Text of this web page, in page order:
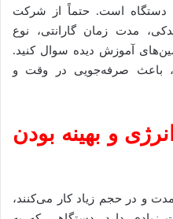
دستگاه است. حتماً از شرکت
مدت زمان گارانتی، نوع
آموزش دیده سوال کنید.
باعث صرفه‌جویی در وقت و
و بهینه بودن
و در حجم زیاد کار می‌کنند،